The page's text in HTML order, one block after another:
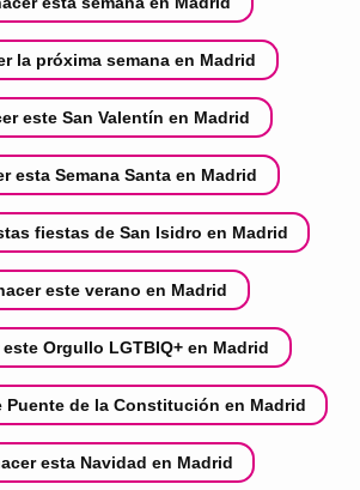
la próxima semana en Madrid
este San Valentín en Madrid
esta Semana Santa en Madrid
fiestas de San Isidro en Madrid
este verano en Madrid
Orgullo LGTBIQ+ en Madrid
Puente de la Constitución en Madrid
esta Navidad en Madrid